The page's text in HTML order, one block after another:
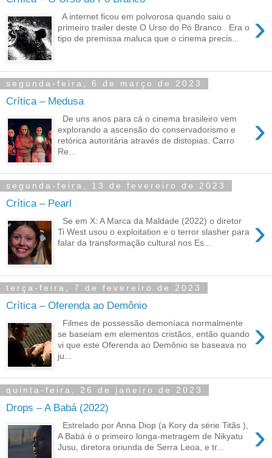
›
A internet ficou em polvorosa quando saiu o
primeiro trailer deste O Urso do Pó Branco . Era o
tipo de premissa maluca que o cinema precis...
segunda-feira, 6 de março de 2023
Crítica – Medusa
›
De uns anos para cá o cinema brasileiro vem
explorando a ascensão do conservadorismo e
retórica autoritária através de distopias. Carro
Re...
segunda-feira, 13 de fevereiro de 2023
Crítica – Pearl
›
Se em X: A Marca da Maldade (2022) o diretor
Ti West usou o exploitation e o terror slasher para
falar da transformação cultural nos Es...
terça-feira, 7 de fevereiro de 2023
Crítica – Oferenda ao Demônio
›
Filmes de possessão demoníaca normalmente
se baseiam em elementos cristãos, então quando
vi que este Oferenda ao Demônio se baseava no
ju...
quinta-feira, 26 de janeiro de 2023
Drops – A Babá (2022)
›
Estrelado por Anna Diop (a Kory da série Titãs ),
A Babá é o primeiro longa-metragem de Nikyatu
Jusu, diretora oriunda de Serra Leoa, e tr...